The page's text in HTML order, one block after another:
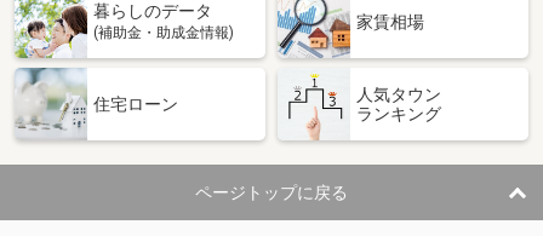
暮らしのデータ
(補助金・助成金情報)
家賃相場
住宅ローン
人気タウン
ランキング
ページトップに戻る